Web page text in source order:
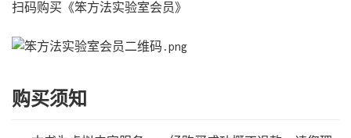
扫码购买《笨方法实验室会员》 ​
购买须知